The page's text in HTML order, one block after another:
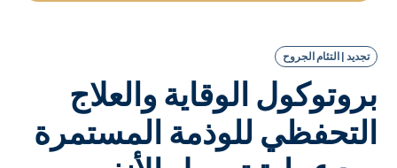
تجديد | التئام الجروح
بروتوكول الوقاية والعلاج
التحفظي للوذمة المستمرة